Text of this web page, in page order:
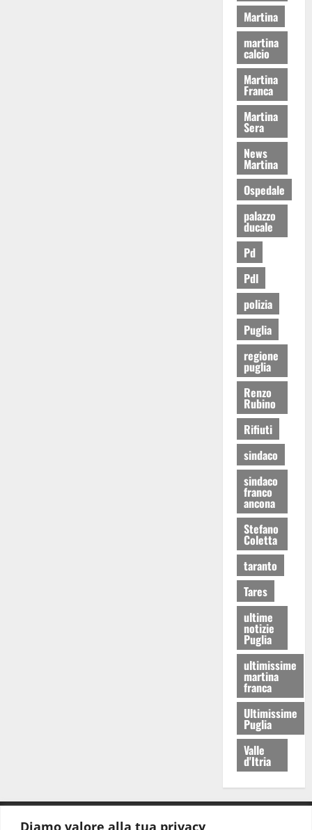
Diamo valore alla tua privacy
Martina
martina
calcio
Martina
Franca
Martina
Sera
News
Martina
Ospedale
palazzo
ducale
Pd
Pdl
polizia
Puglia
regione
puglia
Renzo
Rubino
Rifiuti
sindaco
sindaco
franco
ancona
Stefano
Coletta
taranto
Tares
ultime
notizie
Puglia
ultimissime
martina
franca
Ultimissime
Puglia
Valle
d'Itria